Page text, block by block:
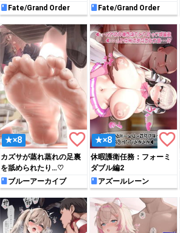
出られない特異点～
Fate/Grand Order
Fate/Grand Order
★×8 favorite_border
カズサが蒸れ蒸れの足裏
を舐められたり…♡
ブルーアーカイブ
★×8 favorite_border
休暇護衛任務：フォーミ
ダブル編2
アズールレーン